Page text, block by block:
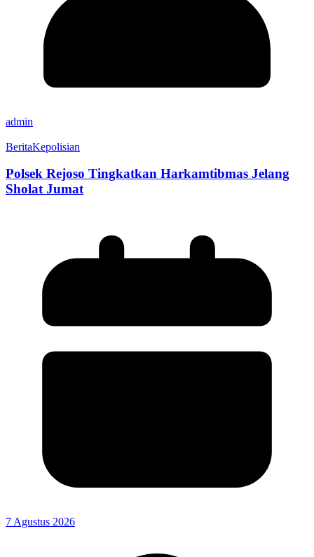
admin
BeritaKepolisian
Polsek Rejoso Tingkatkan Harkamtibmas Jelang
Sholat Jumat
7 Agustus 2026